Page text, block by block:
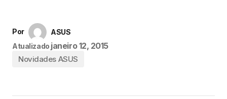
Por
ASUS
Atualizado janeiro 12, 2015
Novidades ASUS